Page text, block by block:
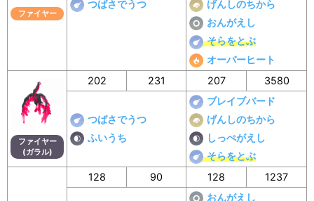
ファイヤー
つばさでうつ
げんしのちから
おんがえし
そらをとぶ
オーバーヒート
ファイヤー
(ガラル)
202 231 207 3580
つばさでうつ
ふいうち
ブレイブバード
げんしのちから
しっぺがえし
そらをとぶ
128 90 128 1237
おんがえし